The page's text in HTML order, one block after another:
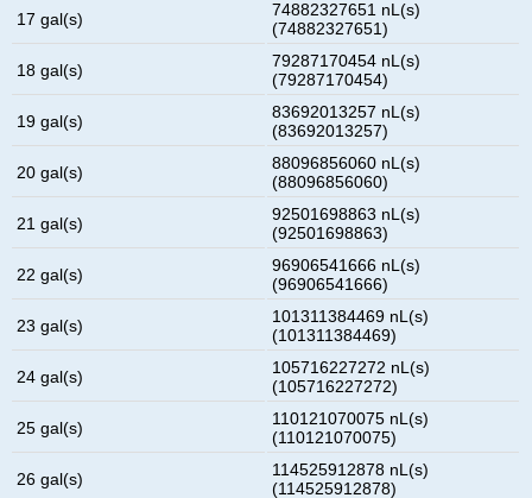
17 gal(s)
74882327651 nL(s)
(74882327651)
18 gal(s)
79287170454 nL(s)
(79287170454)
19 gal(s)
83692013257 nL(s)
(83692013257)
20 gal(s)
88096856060 nL(s)
(88096856060)
21 gal(s)
92501698863 nL(s)
(92501698863)
22 gal(s)
96906541666 nL(s)
(96906541666)
23 gal(s)
101311384469 nL(s)
(101311384469)
24 gal(s)
105716227272 nL(s)
(105716227272)
25 gal(s)
110121070075 nL(s)
(110121070075)
26 gal(s)
114525912878 nL(s)
(114525912878)